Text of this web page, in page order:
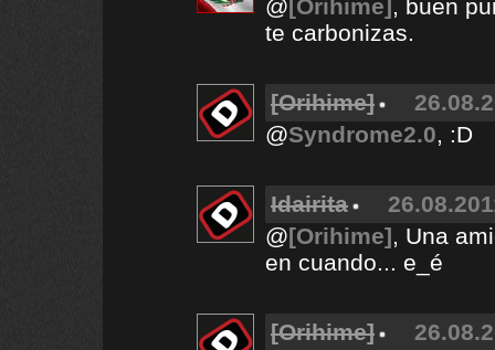
@[Orihime], buen
te carbonizas.
[Orihime]
@Syndrome2.0, :D
Idairita
@[Orihime], Una
en cuando... e_é
[Orihime]